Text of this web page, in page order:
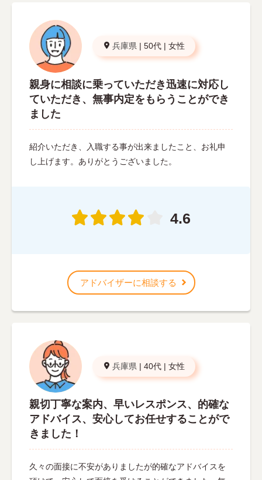
兵庫県 | 50代 | 女性
親身に相談に乗っていただき迅速に対応し
ていただき、無事内定をもらうことができ
ました
紹介いただき、入職する事が出来ましたこと、お礼申
し上げます。ありがとうございました。
4.6
アドバイザーに相談する
兵庫県 | 40代 | 女性
親切丁寧な案内、早いレスポンス、的確な
アドバイス、安心してお任せすることがで
きました！
久々の面接に不安がありましたが的確なアドバイスを